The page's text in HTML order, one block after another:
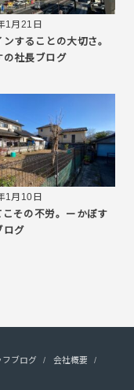
1月21日
ンすることの大切さ。
の社長ブログ
1月10日
こその不労。ーかぼす
ログ
フブログ
会社概要